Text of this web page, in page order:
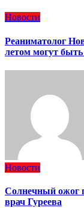
Новости
Реаниматолог
летом могут
Новости
Солнечный ожог
врач Гуреева